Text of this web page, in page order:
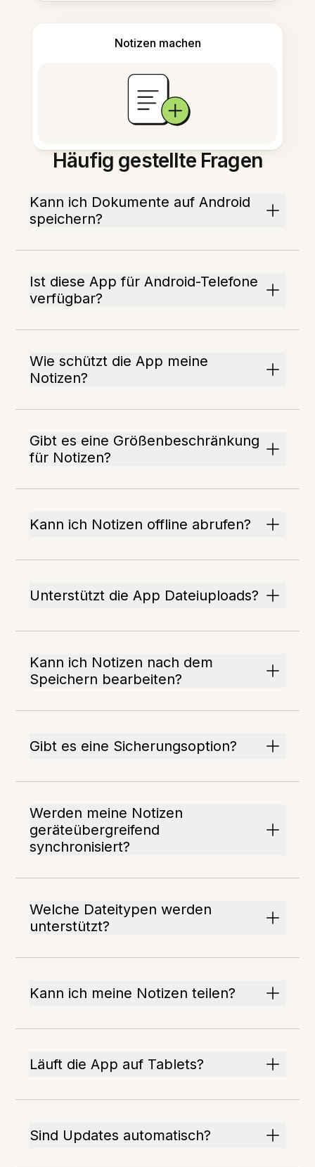
Notizen machen
Häufig gestellte Fragen
Kann ich Dokumente auf Android
speichern?
Ist diese App für Android-Telefone
verfügbar?
Wie schützt die App meine
Notizen?
Gibt es eine Größenbeschränkung
für Notizen?
Kann ich Notizen offline abrufen?
Unterstützt die App Dateiuploads?
Kann ich Notizen nach dem
Speichern bearbeiten?
Gibt es eine Sicherungsoption?
Werden meine Notizen
geräteübergreifend
synchronisiert?
Welche Dateitypen werden
unterstützt?
Kann ich meine Notizen teilen?
Läuft die App auf Tablets?
Sind Updates automatisch?